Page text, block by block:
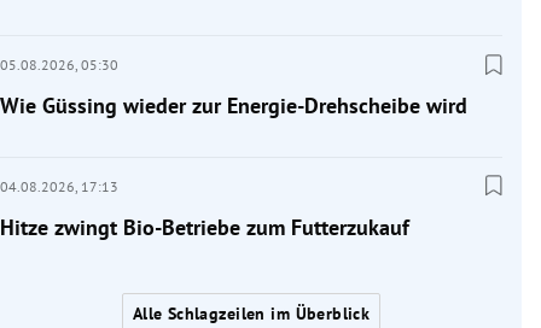
05.08.2026, 05:30
Wie Güssing wieder zur Energie-Drehscheibe wird
04.08.2026, 17:13
Hitze zwingt Bio-Betriebe zum Futterzukauf
Alle Schlagzeilen im Überblick